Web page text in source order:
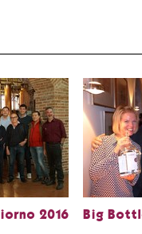
2016 Big